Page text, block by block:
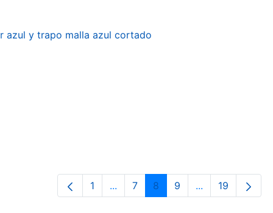
azul y trapo malla azul cortado
Pàgina
1 ...Pàgines intermèdies Utilitzeu TAB
Pàgina
7 Pàgina
8 Pàgina
9 ...PàginesPàgina
19